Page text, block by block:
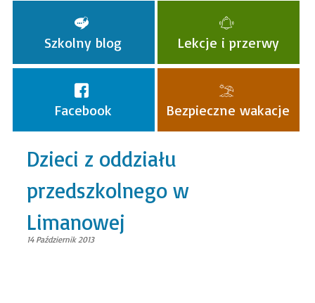
Szkolny blog Lekcje i przerwy
Facebook Bezpieczne wakacje
Dzieci z oddziału
przedszkolnego w
Limanowej
14 Październik 2013